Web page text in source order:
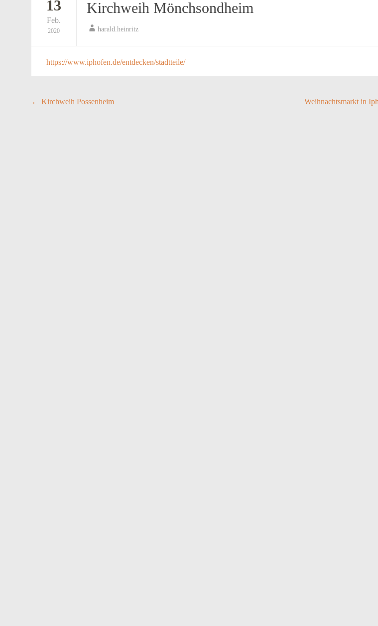
13
Feb.
2020
Kirchweih Mönchsondheim
harald.heinritz
https://www.iphofen.de/entdecken/stadtteile/
Post
← Kirchweih Possenheim Weihnachtsmarkt in